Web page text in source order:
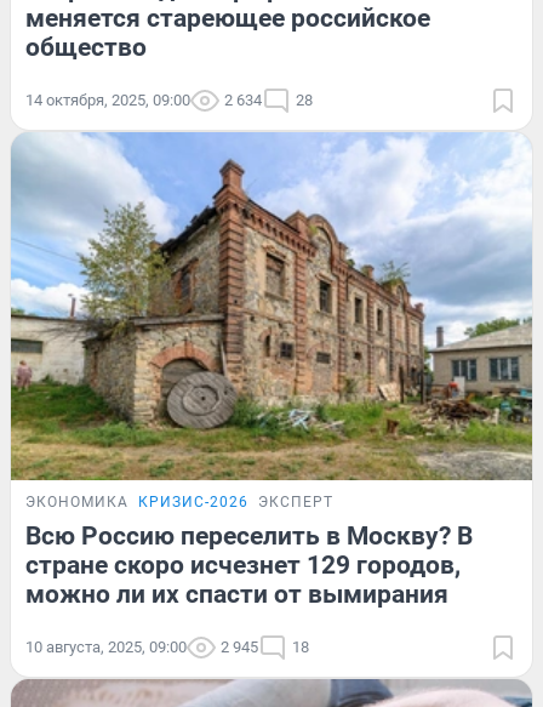
меняется стареющее российское
общество
14 октября, 2025, 09:00 2 634 28
ЭКОНОМИКА КРИЗИС-2026 ЭКСПЕРТ
Всю Россию переселить в Москву? В
стране скоро исчезнет 129 городов,
можно ли их спасти от вымирания
10 августа, 2025, 09:00 2 945 18